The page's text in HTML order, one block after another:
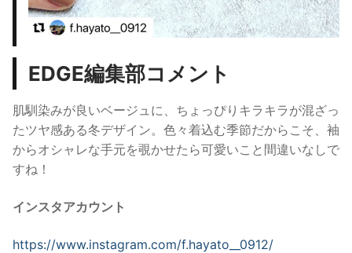
EDGE編集部コメント
肌馴染みが良いベージュに、ちょっぴりキラキラが混ざっ
たツヤ感ある冬デザイン。 色々着込む季節だからこそ、袖
からオシャレな手元を覗かせたら可愛いこと間違いなしで
すね！
インスタアカウント
https://www.instagram.com/f.hayato__0912/